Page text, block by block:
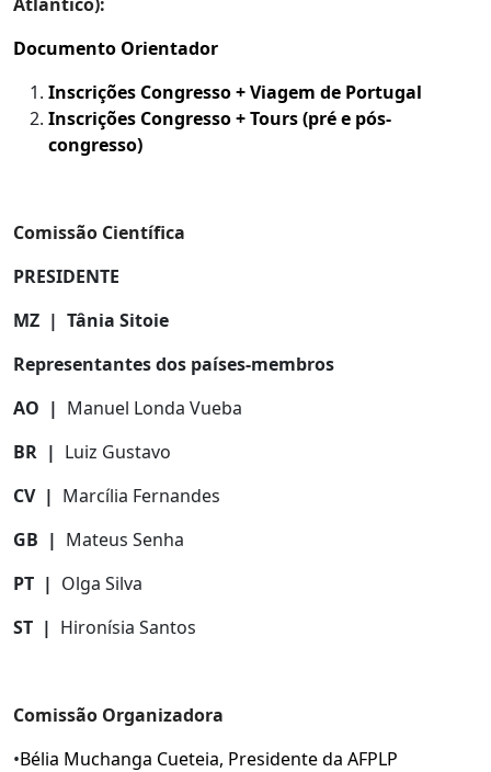
Documento Orientador
Inscrições Congresso + Viagem de Portugal
Inscrições Congresso + Tours (pré e pós-
congresso)
Comissão Científica
PRESIDENTE
MZ | Tânia Sitoie
Representantes dos países-membros
AO | Manuel Londa Vueba
BR | Luiz Gustavo
CV | Marcília Fernandes
GB | Mateus Senha
PT | Olga Silva
ST | Hironísia Santos
Comissão Organizadora
•Bélia Muchanga Cueteia, Presidente da AFPLP